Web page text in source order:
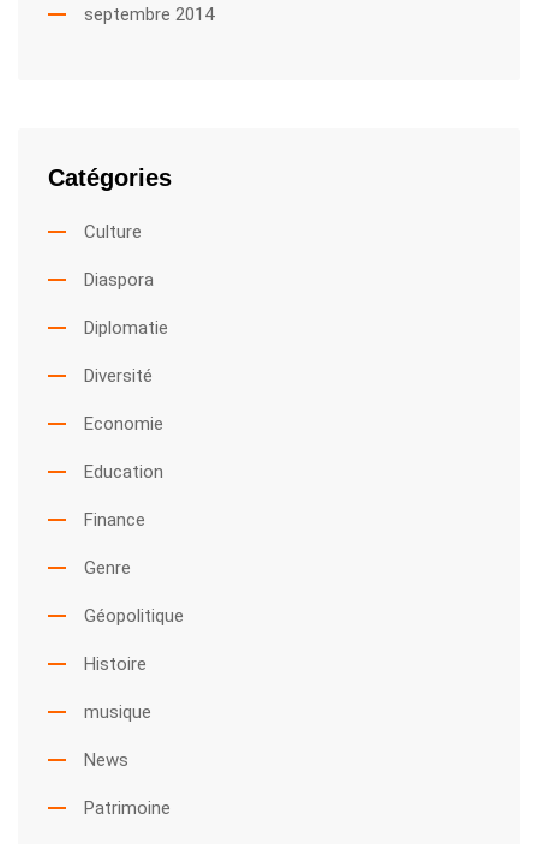
septembre 2014
Catégories
Culture
Diaspora
Diplomatie
Diversité
Economie
Education
Finance
Genre
Géopolitique
Histoire
musique
News
Patrimoine